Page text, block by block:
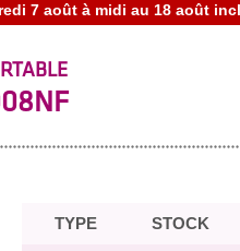
7 août à midi au 18 août
TYPE STOCK